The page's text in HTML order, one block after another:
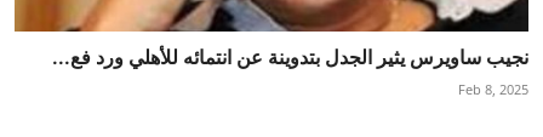
نجيب ساويرس يثير الجدل بتدوينة عن انتمائه للأهلي ورد فع...
Feb 8, 2025